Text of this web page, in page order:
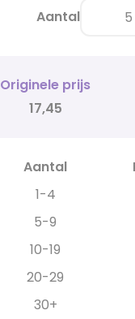
Aantal
Originele prijs
17,45
Aantal
1-4
5-9
10-19
20-29
30+